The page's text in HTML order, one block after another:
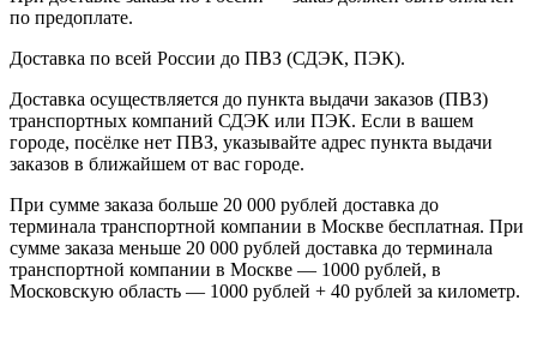
по предоплате.
Доставка по всей России до ПВЗ (СДЭК, ПЭК).
Доставка осуществляется до пункта выдачи заказов (ПВЗ)
транспортных компаний СДЭК или ПЭК. Если в вашем
городе, посёлке нет ПВЗ, указывайте адрес пункта выдачи
заказов в ближайшем от вас городе.
При сумме заказа больше 20 000 рублей доставка до
терминала транспортной компании в Москве бесплатная. При
сумме заказа меньше 20 000 рублей доставка до терминала
транспортной компании в Москве — 1000 рублей, в
Московскую область — 1000 рублей + 40 рублей за километр.